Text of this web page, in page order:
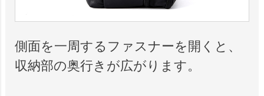
側面を一周するファスナーを開くと、
収納部の奥行きが広がります。